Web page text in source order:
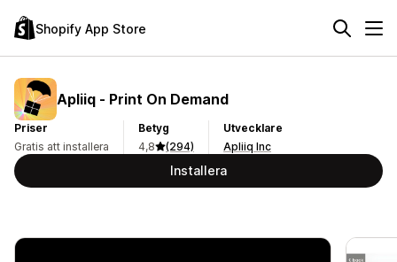
Shopify App Store
Apliiq ‑ Print On Demand
Priser
Gratis att installera
Betyg
4,8
(294)
Utvecklare
Apliiq Inc
Installera